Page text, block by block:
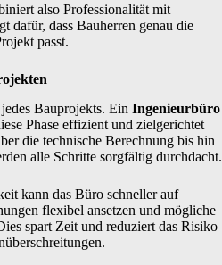
also Professionalität mit
dafür, dass Bauherren genau die
passt.
Bauprojekts. Ein Ingenieurbüro
Phase effizient und zielgerichtet
die technische Berechnung bis hin
alle Schritte sorgfältig durchdacht.
kann das Büro schneller auf
flexibel ansetzen und mögliche
spart Zeit und reduziert das Risiko